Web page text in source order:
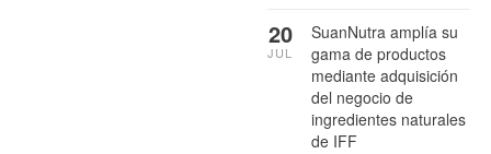
SuanNutra amplía su
gama de productos
mediante adquisición
del negocio de
ingredientes naturales
de IFF
20
JUL